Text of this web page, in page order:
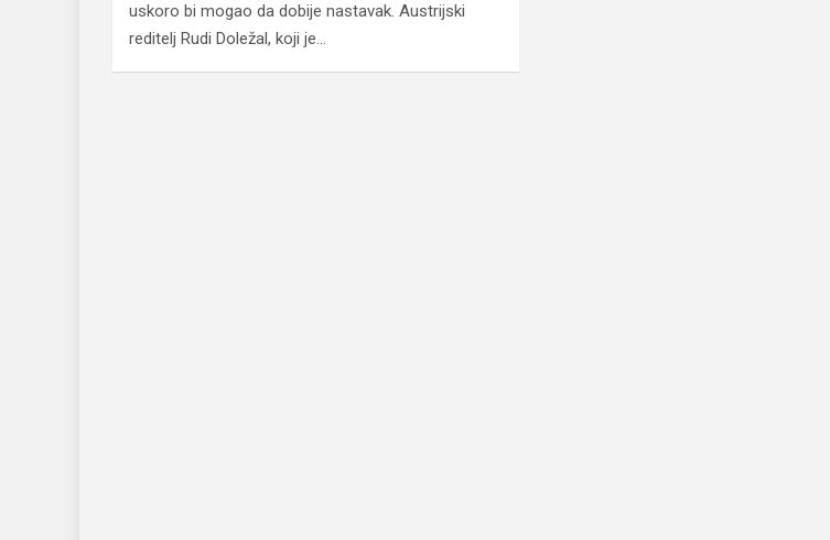
uskoro bi mogao da dobije nastavak. Austrijski
reditelj Rudi Doležal, koji je…